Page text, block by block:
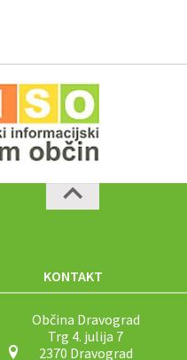
KONTAKT
Občina Dravograd
Trg 4. julija 7
2370 Dravograd